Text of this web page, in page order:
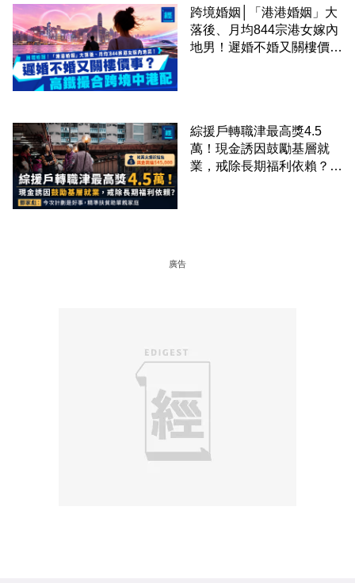
跨境婚姻│「港港婚姻」大
落後、月均844宗港女嫁內
地男！遲婚不婚又關樓價
綜援戶轉職津最高獎4.5
萬！現金誘因鼓勵基層就
業，戒除長期福利依賴？鄧
廣告